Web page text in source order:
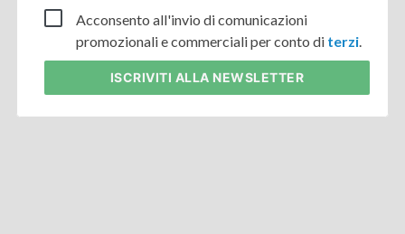
Acconsento all'invio di comunicazioni
promozionali e commerciali per conto di terzi.
ISCRIVITI ALLA NEWSLETTER